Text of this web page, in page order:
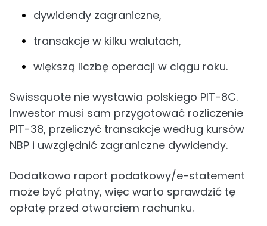
dywidendy zagraniczne,
transakcje w kilku walutach,
większą liczbę operacji w ciągu roku.
Swissquote nie wystawia polskiego PIT-8C.
Inwestor musi sam przygotować rozliczenie
PIT-38, przeliczyć transakcje według kursów
NBP i uwzględnić zagraniczne dywidendy.
Dodatkowo raport podatkowy/e-statement
może być płatny, więc warto sprawdzić tę
opłatę przed otwarciem rachunku.